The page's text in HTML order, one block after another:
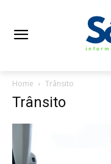
Home Trânsito
Trânsito